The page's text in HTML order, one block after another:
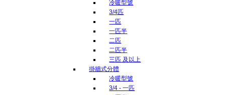
冷暖型號
3/4匹
一匹
一匹半
二匹
二匹半
三匹 及以上
掛牆式分體
冷暖型號
3/4 - 一匹